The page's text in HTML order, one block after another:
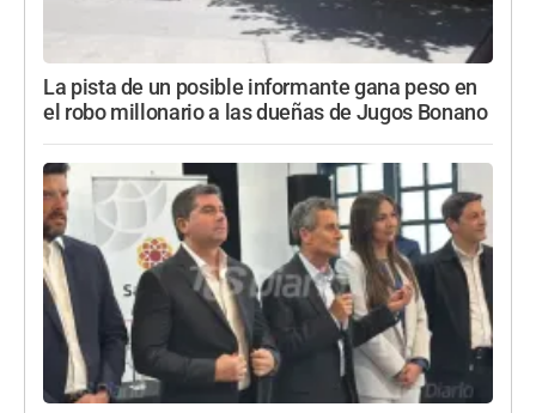
La pista de un posible informante gana peso en
el robo millonario a las dueñas de Jugos Bonano